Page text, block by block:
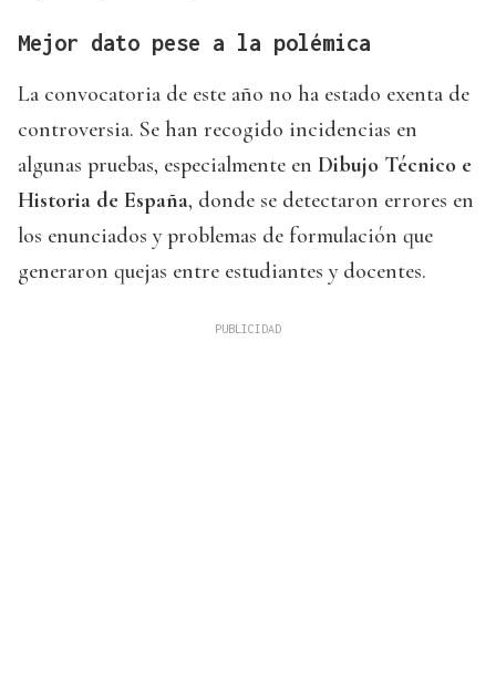
Mejor dato pese a la polémica
La convocatoria de este año no ha estado exenta de
controversia. Se han recogido incidencias en
algunas pruebas, especialmente en Dibujo Técnico e
Historia de España, donde se detectaron errores en
los enunciados y problemas de formulación que
generaron quejas entre estudiantes y docentes.